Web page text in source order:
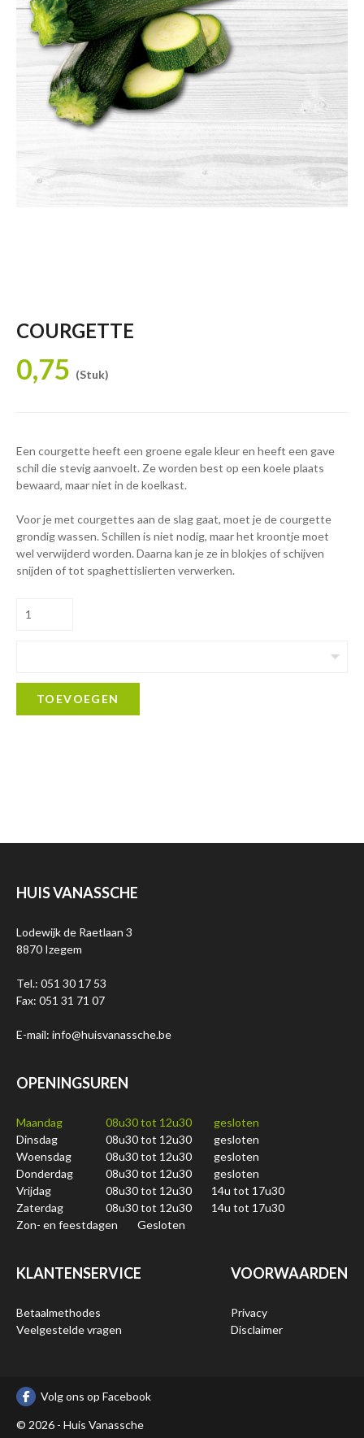
COURGETTE
0,75 (Stuk)
Een courgette heeft een groene egale kleur en heeft een gave
schil die stevig aanvoelt. Ze worden best op een koele plaats
bewaard, maar niet in de koelkast.
Voor je met courgettes aan de slag gaat, moet je de courgette
grondig wassen. Schillen is niet nodig, maar het kroontje moet
wel verwijderd worden. Daarna kan je ze in blokjes of schijven
snijden of tot spaghettislierten verwerken.
TOEVOEGEN
HUIS VANASSCHE
Lodewijk de Raetlaan 3
8870 Izegem
Tel.: 051 30 17 53
Fax: 051 31 71 07
E-mail: info@huisvanassche.be
OPENINGSUREN
Maandag 08u30 tot 12u30
gesloten
Dinsdag
08u30 tot 12u30
gesloten
Woensdag
08u30 tot 12u30
gesloten
Donderdag
08u30 tot 12u30
gesloten
Vrijdag
08u30 tot 12u30
14u tot 17u30
Zaterdag
08u30 tot 12u30
14u tot 17u30
Zon- en feestdagen
Gesloten
KLANTENSERVICE
Betaalmethodes
Veelgestelde vragen
VOORWAARDEN
Privacy
Disclaimer
Volg ons op Facebook
© 2026 - Huis Vanassche